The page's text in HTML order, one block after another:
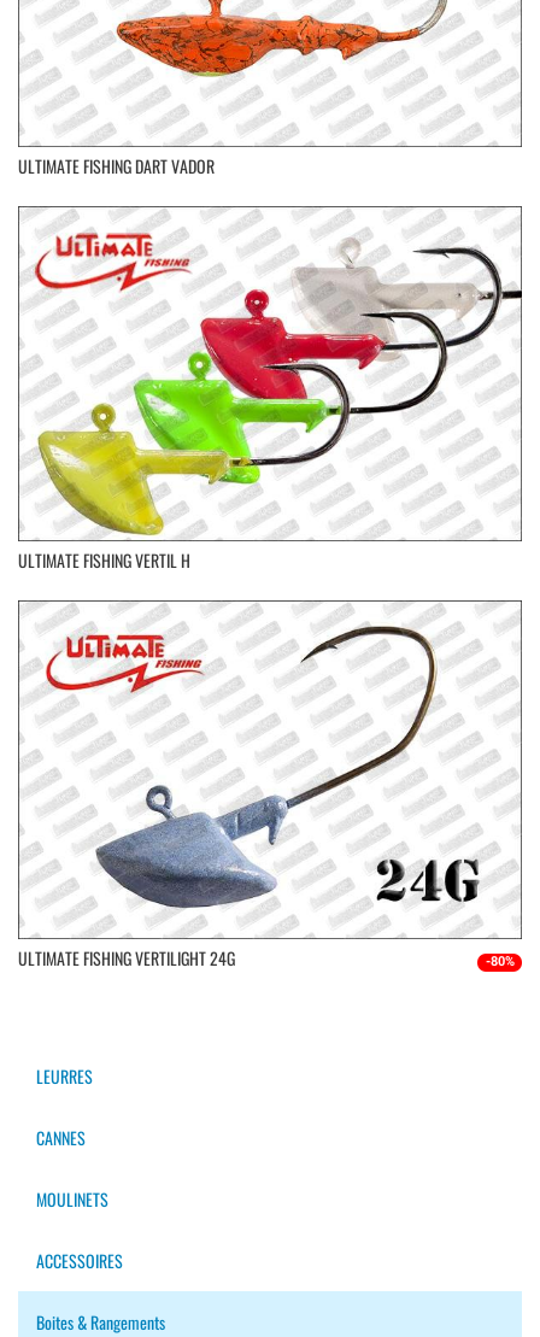
ULTIMATE FISHING DART VADOR
ULTIMATE FISHING VERTIL H
ULTIMATE FISHING VERTILIGHT 24G -80%
LEURRES
CANNES
MOULINETS
ACCESSOIRES
Boites & Rangements